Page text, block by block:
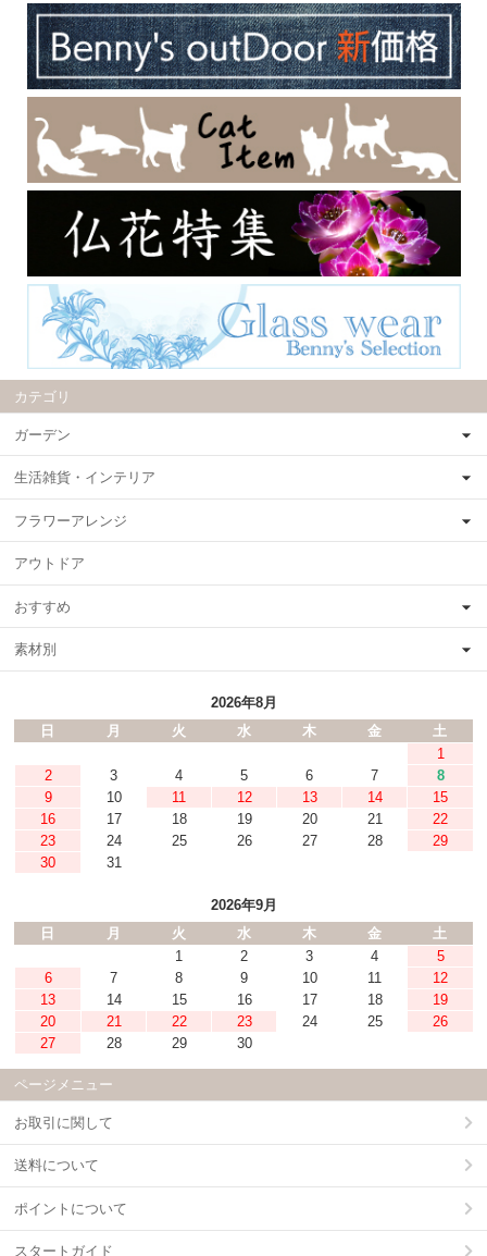
カテゴリ
ガーデン
生活雑貨・インテリア
フラワーアレンジ
アウトドア
おすすめ
素材別
2026年8月
日
月 火 水 木 金
土
1
2
3 4 5 6 7
8
9
10 11 12 13 14
15
16
17 18 19 20 21
22
23
24 25 26 27 28
29
30
31
2026年9月
日
月 火 水 木 金
土
1
2 3 4
5
6
7 8 9 10 11
12
13
14 15 16 17 18
19
20
21 22 23 24 25
26
27
28 29 30
ページメニュー
お取引に関して
送料について
ポイントについて
スタートガイド